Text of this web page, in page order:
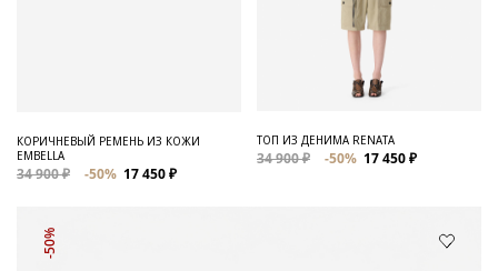
КОРИЧНЕВЫЙ РЕМЕНЬ ИЗ КОЖИ
EMBELLA
34 900 ₽ -50% 17 450 ₽
ТОП ИЗ ДЕНИМА RENATA
34 900 ₽ -50% 17 450 ₽
-50%